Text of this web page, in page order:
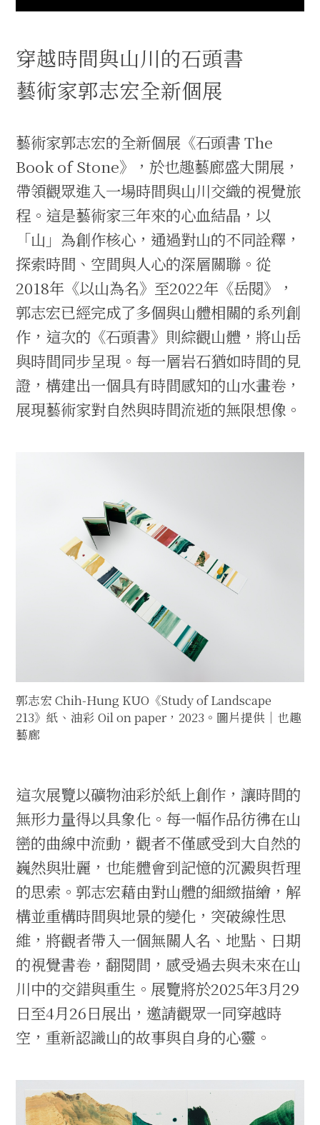
穿越時間與山川的石頭書
藝術家郭志宏全新個展
藝術家郭志宏的全新個展《石頭書 The
Book of Stone》，於也趣藝廊盛大開展，
帶領觀眾進入一場時間與山川交織的視覺旅
程。這是藝術家三年來的心血結晶，以
「山」為創作核心，通過對山的不同詮釋，
探索時間、空間與人心的深層關聯。從
2018年《以山為名》至2022年《岳閱》，
郭志宏已經完成了多個與山體相關的系列創
作，這次的《石頭書》則綜觀山體，將山岳
與時間同步呈現。每一層岩石猶如時間的見
證，構建出一個具有時間感知的山水畫卷，
展現藝術家對自然與時間流逝的無限想像。
郭志宏 Chih-Hung KUO《Study of Landscape
213》紙、油彩 Oil on paper，2023。圖片提供｜也趣
藝廊
這次展覽以礦物油彩於紙上創作，讓時間的
無形力量得以具象化。每一幅作品彷彿在山
巒的曲線中流動，觀者不僅感受到大自然的
巍然與壯麗，也能體會到記憶的沉澱與哲理
的思索。郭志宏藉由對山體的細緻描繪，解
構並重構時間與地景的變化，突破線性思
維，將觀者帶入一個無關人名、地點、日期
的視覺書卷，翻閱間，感受過去與未來在山
川中的交錯與重生。展覽將於2025年3月29
日至4月26日展出，邀請觀眾一同穿越時
空，重新認識山的故事與自身的心靈。